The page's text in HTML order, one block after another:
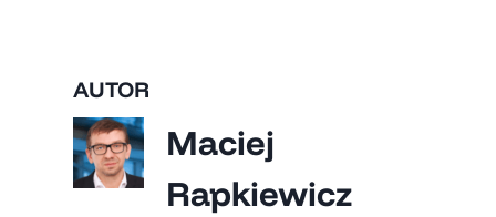
AUTOR
Maciej
Rapkiewicz